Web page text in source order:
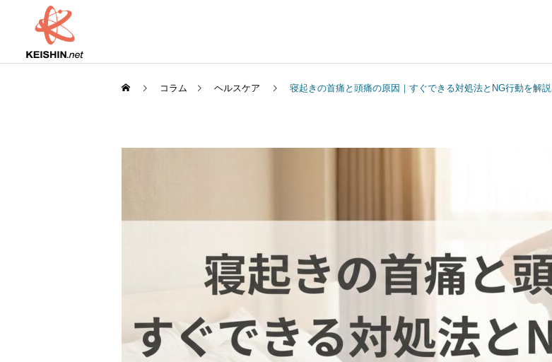
コラム ヘルスケア 寝起きの首痛と頭痛の原因｜すぐできる対処法とNG行動を解説